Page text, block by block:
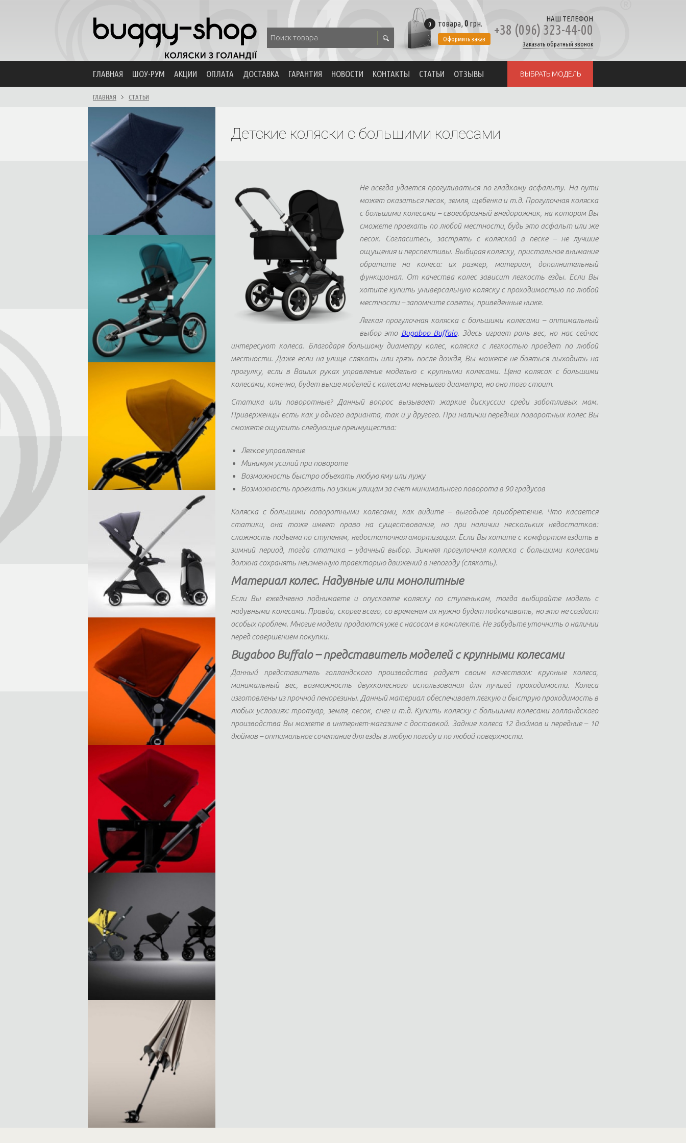
0 товара, 0 грн.
Оформить заказ
НАШ ТЕЛЕФОН
+38 (096) 323-44-00
Заказать обратный звонок
ГЛАВНАЯ ШОУ-РУМ АКЦИИ ОПЛАТА ДОСТАВКА ГАРАНТИЯ НОВОСТИ КОНТАКТЫ СТАТЬИ ОТЗЫВЫ ВЫБРАТЬ МОДЕЛЬ
ГЛАВНАЯ СТАТЬИ
Детские коляски с большими колесами
Не всегда удается прогуливаться по гладкому асфальту. На пути
может оказаться песок, земля, щебенка и т.д. Прогулочная коляска
с большими колесами – своеобразный внедорожник, на котором Вы
сможете проехать по любой местности, будь это асфальт или же
песок. Согласитесь, застрять с коляской в песке – не лучшие
ощущения и перспективы. Выбирая коляску, пристальное внимание
обратите на колеса: их размер, материал, дополнительный
функционал. От качества колес зависит легкость езды. Если Вы
хотите купить универсальную коляску с проходимостью по любой
местности – запомните советы, приведенные ниже.
Легкая прогулочная коляска с большими колесами – оптимальный
выбор это Bugaboo Buffalo. Здесь играет роль вес, но нас сейчас
интересуют колеса. Благодаря большому диаметру колес, коляска с легкостью проедет по любой
местности. Даже если на улице слякоть или грязь после дождя, Вы можете не бояться выходить на
прогулку, если в Ваших руках управление моделью с крупными колесами. Цена колясок с большими
колесами, конечно, будет выше моделей с колесами меньшего диаметра, но оно того стоит.
Статика или поворотные? Данный вопрос вызывает жаркие дискуссии среди заботливых мам.
Приверженцы есть как у одного варианта, так и у другого. При наличии передних поворотных колес Вы
сможете ощутить следующие преимущества:
Легкое управление
Минимум усилий при повороте
Возможность быстро объехать любую яму или лужу
Возможность проехать по узким улицам за счет минимального поворота в 90 градусов
Коляска с большими поворотными колесами, как видите – выгодное приобретение. Что касается
статики, она тоже имеет право на существование, но при наличии нескольких недостатков:
сложность подъема по ступеням, недостаточная амортизация. Если Вы хотите с комфортом ездить в
зимний период, тогда статика – удачный выбор. Зимняя прогулочная коляска с большими колесами
должна сохранять неизменную траекторию движений в непогоду (слякоть).
Материал колес. Надувные или монолитные
Если Вы ежедневно поднимаете и опускаете коляску по ступенькам, тогда выбирайте модель с
надувными колесами. Правда, скорее всего, со временем их нужно будет подкачивать, но это не создаст
особых проблем. Многие модели продаются уже с насосом в комплекте. Не забудьте уточнить о наличии
перед совершением покупки.
Bugaboo Buffalo – представитель моделей с крупными колесами
Данный представитель голландского производства радует своим качеством: крупные колеса,
минимальный вес, возможность двухколесного использования для лучшей проходимости. Колеса
изготовлены из прочной пенорезины. Данный материал обеспечивает легкую и быструю проходимость в
любых условиях: тротуар, земля, песок, снег и т.д. Купить коляску с большими колесами голландского
производства Вы можете в интернет-магазине с доставкой. Задние колеса 12 дюймов и передние – 10
дюймов – оптимальное сочетание для езды в любую погоду и по любой поверхности.